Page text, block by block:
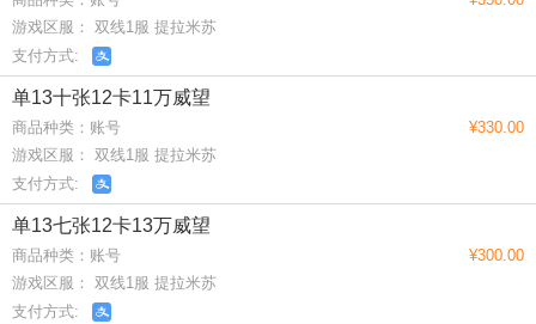
游戏区服： 双线1服 提拉米苏
支付方式:
单13十张12卡11万威望
商品种类：账号
游戏区服： 双线1服 提拉米苏
支付方式:
¥330.00
单13七张12卡13万威望
商品种类：账号
游戏区服： 双线1服 提拉米苏
支付方式:
¥300.00